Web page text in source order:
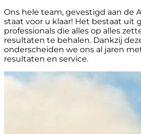
Ons hele team, gevestigd aan de
staat voor u klaar! Het bestaat uit
professionals die alles op alles
resultaten te behalen. Dankzij
onderscheiden we ons al jaren
resultaten en service.